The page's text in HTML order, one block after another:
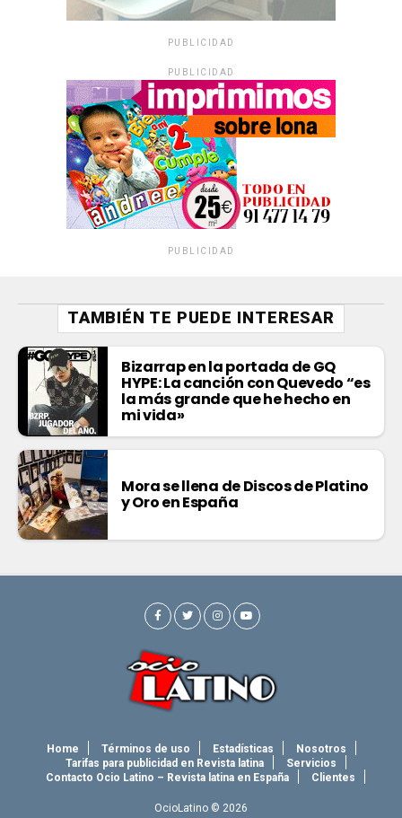
PUBLICIDAD
PUBLICIDAD
PUBLICIDAD
TAMBIÉN TE PUEDE INTERESAR
Bizarrap en la portada de GQ
HYPE: La canción con Quevedo “es
la más grande que he hecho en
mi vida»
Mora se llena de Discos de Platino
y Oro en España
Home Términos de uso Estadísticas
Nosotros
Tarifas para publicidad en Revista latina
Servicios
Contacto Ocio Latino – Revista latina en España
Clientes
OcioLatino © 2026